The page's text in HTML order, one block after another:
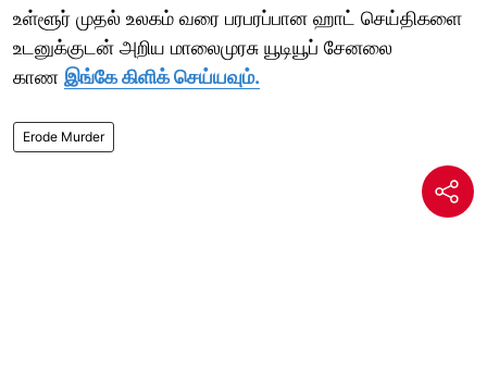
உள்ளூர் முதல் உலகம் வரை பரபரப்பான ஹாட் செய்திகளை
உடனுக்குடன் அறிய மாலைமுரசு யூடியூப் சேனலை
காண இங்கே கிளிக் செய்யவும்.
Erode Murder